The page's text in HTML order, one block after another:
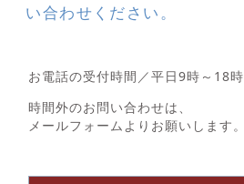
い合わせください。
お電話の受付時間／平日9時～18時
時間外のお問い合わせは、
メールフォームよりお願いします。